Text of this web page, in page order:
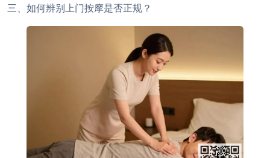
三、如何辨别上门按摩是否正规？